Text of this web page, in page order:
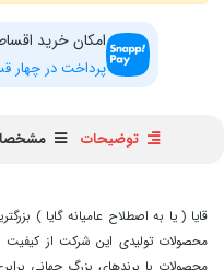
امکان خرید
پرداخت در چهار
توضیحات
قایا ( یا به اصطلاح عامیانه گایا )
محصولات تولیدی این شرکت از کیفیت